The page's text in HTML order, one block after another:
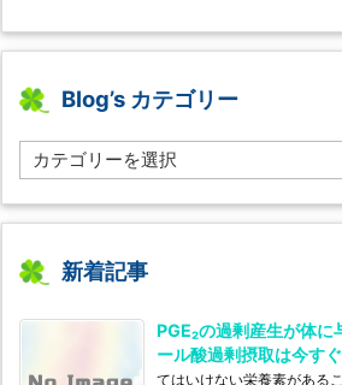
Blog’s カテゴリー
l
g’s
テ
リ
新着記事
PGE₂の過剰産生が体
ール酸過剰摂取は今す
てはいけない栄養素がある